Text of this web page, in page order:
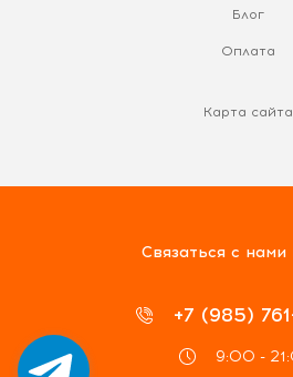
Блог
Оплата
Карта сайта
Связаться с нами
+7 (985)
9:00 -